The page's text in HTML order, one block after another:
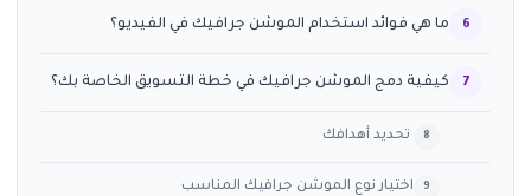
ما هي فوائد استخدام الموشن جرافيك في الفيديو؟
كيفية دمج الموشن جرافيك في خطة التسويق الخاصة بك؟
تحديد أهدافك
اختيار نوع الموشن جرافيك المناسب